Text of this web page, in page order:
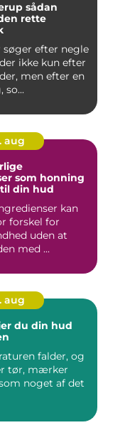
rette
søger efter negle
ikke kun efter
men efter en
so...
aug
som honning
din hud
kan
forskel for
uden at
med ...
aug
du din hud
falder, og
tør, mærker
noget af det